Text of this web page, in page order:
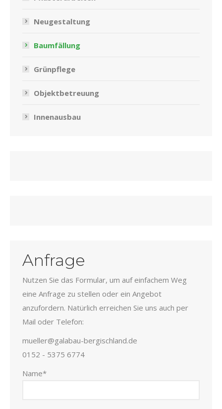
Neugestaltung
Baumfällung
Grünpflege
Objektbetreuung
Innenausbau
Anfrage
Nutzen Sie das Formular, um auf einfachem Weg
eine Anfrage zu stellen oder ein Angebot
anzufordern. Natürlich erreichen Sie uns auch per
Mail oder Telefon:
mueller@galabau-bergischland.de
0152 - 5375 6774
Name*